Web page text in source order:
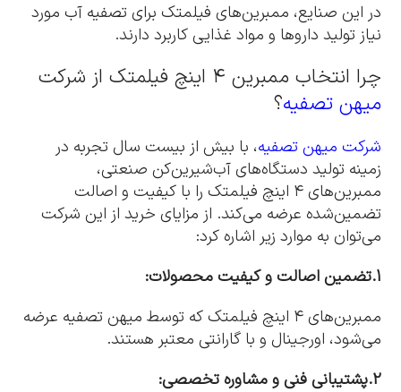
در این صنایع، ممبرین‌های فیلمتک برای تصفیه آب مورد
نیاز تولید داروها و مواد غذایی کاربرد دارند.
چرا انتخاب ممبرین ۴ اینچ فیلمتک از شرکت
میهن تصفیه؟
شرکت میهن تصفیه، با بیش از بیست سال تجربه در
زمینه تولید دستگاه‌های آب‌شیرین‌کن صنعتی،
ممبرین‌های ۴ اینچ فیلمتک را با کیفیت و اصالت
تضمین‌شده عرضه می‌کند. از مزایای خرید از این شرکت
می‌توان به موارد زیر اشاره کرد:
1.تضمین اصالت و کیفیت محصولات:
ممبرین‌های ۴ اینچ فیلمتک که توسط میهن تصفیه عرضه
می‌شود، اورجینال و با گارانتی معتبر هستند.
2.پشتیبانی فنی و مشاوره تخصصی: